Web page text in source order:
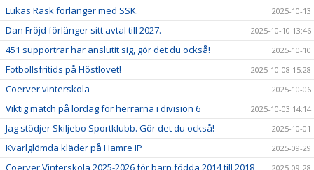
Lukas Rask förlänger med SSK. 2025-10-13
Dan Fröjd förlänger sitt avtal till 2027. 2025-10-10 13:46
451 supportrar har anslutit sig, gör det du också! 2025-10-10
Fotbollsfritids på Höstlovet! 2025-10-08 15:28
Coerver vinterskola 2025-10-06
Viktig match på lördag för herrarna i division 6 2025-10-03 14:14
Jag stödjer Skiljebo Sportklubb. Gör det du också! 2025-10-01
Kvarlglömda kläder på Hamre IP 2025-09-29
Coerver Vinterskola 2025-2026 för barn födda 2014 till 2018 2025-09-28